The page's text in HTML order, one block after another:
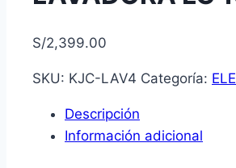
S/2,399.00
SKU: KJC-LAV4 Categoría:
Descripción
Información adicional